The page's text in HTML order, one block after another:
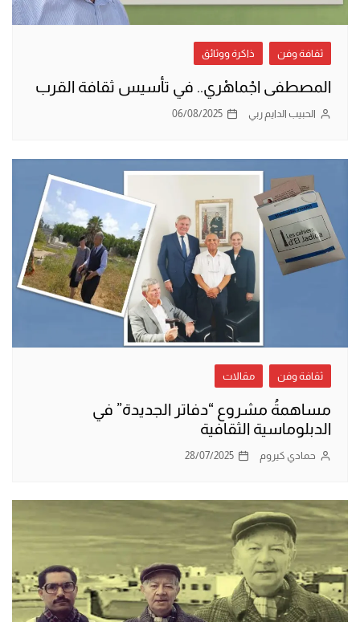
ثقافة وفن ذاكرة ووثائق
المصطفى اجْماهْري.. في تأسيس ثقافة القرب
الحبيب الدايم ربي 06/08/2025
ثقافة وفن مقالات
مساهمةُ مشروع “دفاتر الجديدة” في
الدبلوماسية الثقافية
حمادي كيروم 28/07/2025